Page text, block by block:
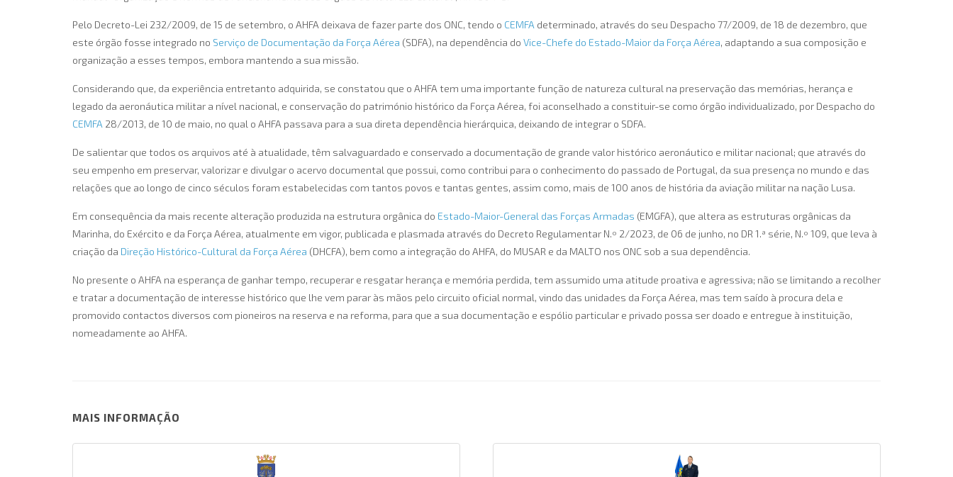
Pelo Decreto-Lei 232/2009, de 15 de setembro, o AHFA deixava de fazer parte dos ONC, tendo o CEMFA determinado, através do seu Despacho 77/2009, de 18 de dezembro, que
este órgão fosse integrado no Serviço de Documentação da Força Aérea (SDFA), na dependência do Vice-Chefe do Estado-Maior da Força Aérea, adaptando a sua composição e
organização a esses tempos, embora mantendo a sua missão.
Considerando que, da experiência entretanto adquirida, se constatou que o AHFA tem uma importante função de natureza cultural na preservação das memórias, herança e
legado da aeronáutica militar a nível nacional, e conservação do património histórico da Força Aérea, foi aconselhado a constituir-se como órgão individualizado, por Despacho do
CEMFA 28/2013, de 10 de maio, no qual o AHFA passava para a sua direta dependência hierárquica, deixando de integrar o SDFA.
De salientar que todos os arquivos até à atualidade, têm salvaguardado e conservado a documentação de grande valor histórico aeronáutico e militar nacional; que através do
seu empenho em preservar, valorizar e divulgar o acervo documental que possui, como contribui para o conhecimento do passado de Portugal, da sua presença no mundo e das
relações que ao longo de cinco séculos foram estabelecidas com tantos povos e tantas gentes, assim como, mais de 100 anos de história da aviação militar na nação Lusa.
Em consequência da mais recente alteração produzida na estrutura orgânica do Estado-Maior-General das Forças Armadas (EMGFA), que altera as estruturas orgânicas da
Marinha, do Exército e da Força Aérea, atualmente em vigor, publicada e plasmada através do Decreto Regulamentar N.º 2/2023, de 06 de junho, no DR 1.ª série, N.º 109, que leva à
criação da Direção Histórico-Cultural da Força Aérea (DHCFA), bem como a integração do AHFA, do MUSAR e da MALTO nos ONC sob a sua dependência.
No presente o AHFA na esperança de ganhar tempo, recuperar e resgatar herança e memória perdida, tem assumido uma atitude proativa e agressiva; não se limitando a recolher
e tratar a documentação de interesse histórico que lhe vem parar às mãos pelo circuito oficial normal, vindo das unidades da Força Aérea, mas tem saído à procura dela e
promovido contactos diversos com pioneiros na reserva e na reforma, para que a sua documentação e espólio particular e privado possa ser doado e entregue à instituição,
nomeadamente ao AHFA.
MAIS INFORMAÇÃO